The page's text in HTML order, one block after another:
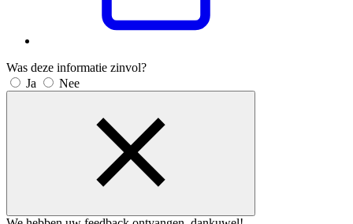
Was deze informatie zinvol?
Ja
Nee